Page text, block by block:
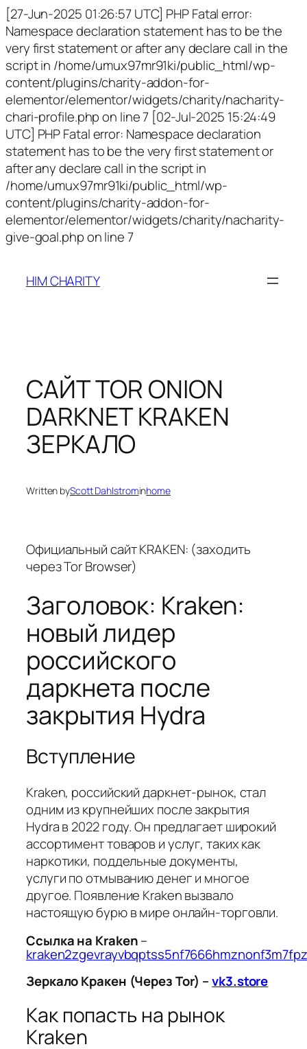
[27-Jun-2025 01:26:57 UTC] PHP Fatal error:
Namespace declaration statement has to be the
very first statement or after any declare call in the
script in /home/umux97mr91ki/public_html/wp-
content/plugins/charity-addon-for-
elementor/elementor/widgets/charity/nacharity-
chari-profile.php on line 7 [02-Jul-2025 15:24:49
UTC] PHP Fatal error: Namespace declaration
statement has to be the very first statement or
after any declare call in the script in
/home/umux97mr91ki/public_html/wp-
content/plugins/charity-addon-for-
elementor/elementor/widgets/charity/nacharity-
give-goal.php on line 7
HIM CHARITY
САЙТ TOR ONION
DARKNET KRAKEN
ЗЕРКАЛО
Written byScott Dahlstrominhome
Официальный сайт KRAKEN: (заходить
через Tor Browser)
Заголовок: Kraken:
новый лидер
российского
даркнета после
закрытия Hydra
Вступление
Kraken, российский даркнет-рынок, стал
одним из крупнейших после закрытия
Hydra в 2022 году. Он предлагает широкий
ассортимент товаров и услуг, таких как
наркотики, поддельные документы,
услуги по отмыванию денег и многое
другое. Появление Kraken вызвало
настоящую бурю в мире онлайн-торговли.
Cсылка на Kraken–
Зеркало Кракен (Через Tor) –vk3.store
Как попасть на рынок
Kraken